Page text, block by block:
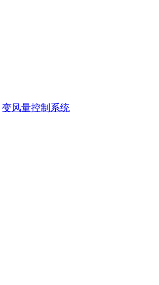
变风量控制系统